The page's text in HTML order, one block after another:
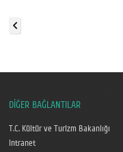
DİĞER BAĞLANTILAR
T.C. Kültür ve Turizm Bakanlığı
Intranet